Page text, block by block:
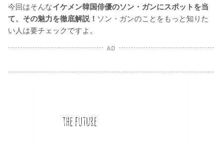
今回はそんなイケメン韓国俳優のソン・ガンにスポットを当
て、その魅力を徹底解説！ ソン・ガンのことをもっと知りた
い人は要チェックですよ。
AD